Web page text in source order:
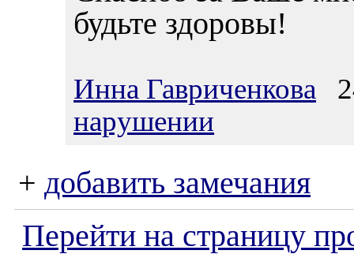
будьте здоровы!
Инна Гавриченкова
нарушении
+ добавить замечания
Перейти на страницу